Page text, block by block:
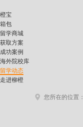
橙宝
箱包
留学商城
获取方案
成功案例
海外院校库
留学动态
走进柳橙
您所在的位置：